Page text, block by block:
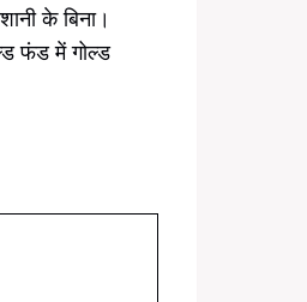
के बिना।
फंड में गोल्ड